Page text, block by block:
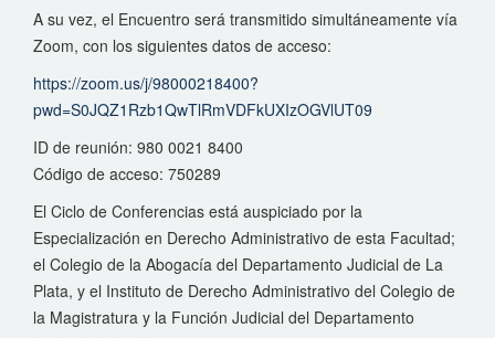
A su vez, el Encuentro será transmitido simultáneamente vía
Zoom, con los siguientes datos de acceso:
https://zoom.us/j/98000218400?
pwd=S0JQZ1Rzb1QwTlRmVDFkUXIzOGVlUT09
ID de reunión: 980 0021 8400
Código de acceso: 750289
El Ciclo de Conferencias está auspiciado por la
Especialización en Derecho Administrativo de esta Facultad;
el Colegio de la Abogacía del Departamento Judicial de La
Plata, y el Instituto de Derecho Administrativo del Colegio de
la Magistratura y la Función Judicial del Departamento